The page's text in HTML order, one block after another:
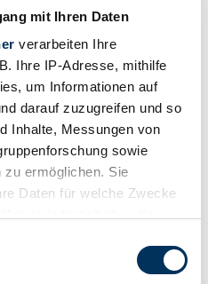
mit Ihren Daten
verarbeiten Ihre
Ihre IP-Adresse, mithilfe
um Informationen auf
darauf zuzugreifen und so
Inhalte, Messungen von
sowie
zu ermöglichen. Sie
Daten für welche Zwecke